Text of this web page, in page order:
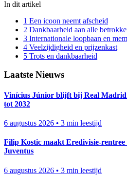
In dit artikel
1 Een icoon neemt afscheid
2 Dankbaarheid aan alle
3 Internationale loopbaan en
4 Veelzijdigheid en prijzenkast
5 Trots en dankbaarheid
Laatste Nieuws
Vinícius Júnior blijft bij Real Madrid
tot 2032
6 augustus 2026 • 3 min leestijd
Filip Kostic maakt Eredivisie-
Juventus
6 augustus 2026 • 3 min leestijd